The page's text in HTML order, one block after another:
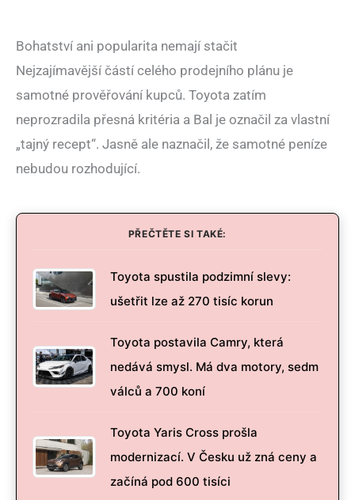
Bohatství ani popularita nemají stačit
Nejzajímavější částí celého prodejního plánu je
samotné prověřování kupců. Toyota zatím
neprozradila přesná kritéria a Bal je označil za vlastní
„tajný recept“. Jasně ale naznačil, že samotné peníze
nebudou rozhodující.
PŘEČTĚTE SI TAKÉ:
Toyota spustila podzimní slevy:
ušetřit lze až 270 tisíc korun
Toyota postavila Camry, která
nedává smysl. Má dva motory, sedm
válců a 700 koní
Toyota Yaris Cross prošla
modernizací. V Česku už zná ceny a
začíná pod 600 tisíci